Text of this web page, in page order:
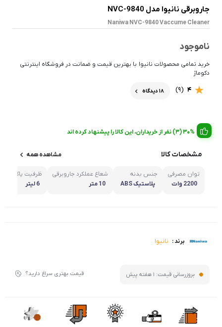
جاروبرقی نانیوا مدل NVC-9840
Naniwa NVC-9840 Vaccume Cleaner
ناموجود
خرید تمامی محصولات نانیوا با بهترین قیمت و ضمانت در فروشگاه اینترنتی
دکوماژ
4
(9) 18 دیدگاه
30% (3) نفر از خریداران، این کالا را پیشنهاد کرده اند
مشخصات کالا مشاهده همه
توان مصرفی
2200 وات
جنس بدنه
پلاستیک ABS
شعاع عملکرد جاروبرقی
10 متر
ظرفیت پاکت
6 لیتر
برند : نانیوا
بروزرسانی قیمت: 1 هفته پیش قیمت بهتری سراغ دارید؟